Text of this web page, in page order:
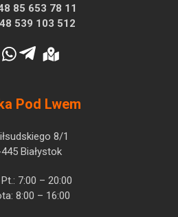
85 653 78 11
539 103 512
Pod Lwem
8/1
Białystok
7:00 – 20:00
8:00 – 16:00